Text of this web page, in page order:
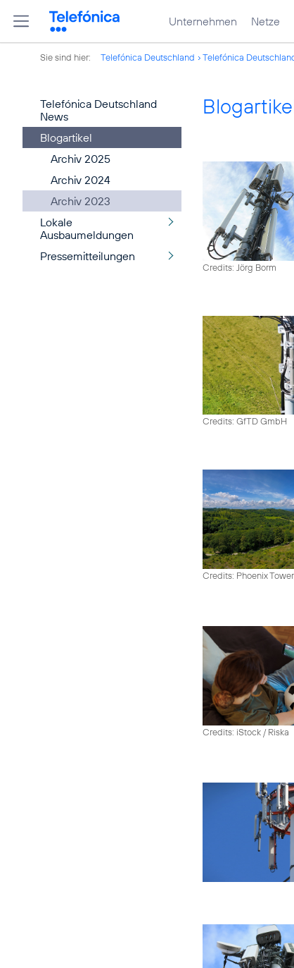
Unternehmen Netze
Sie sind hier: Telefónica Deutschland Telefónica
Telefónica Deutschland
News
Blogartikel
Archiv 2025
Archiv 2024
Archiv 2023
Lokale
Ausbaumeldungen
Pressemitteilungen
Credits: Jörg Borm
Credits: GfTD GmbH
Credits: Phoenix
Credits: iStock / Riska